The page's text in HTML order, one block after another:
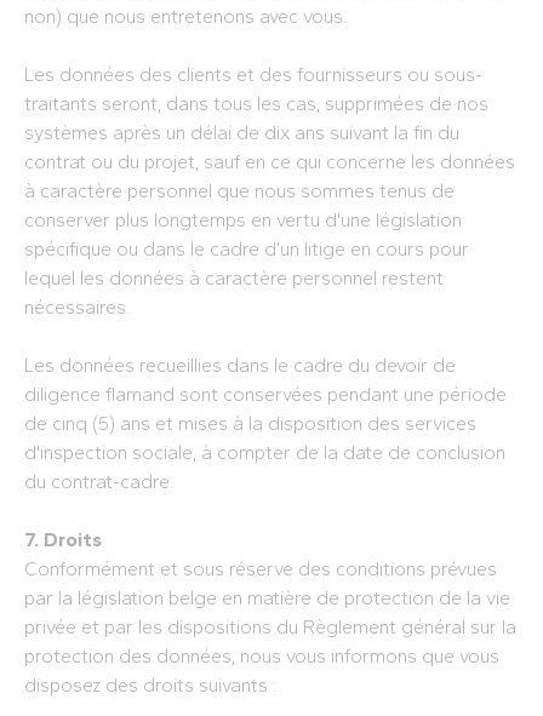
non) que nous entretenons avec vous.
Les données des clients et des fournisseurs ou sous-
traitants seront, dans tous les cas, supprimées de nos
systèmes après un délai de dix ans suivant la fin du
contrat ou du projet, sauf en ce qui concerne les données
à caractère personnel que nous sommes tenus de
conserver plus longtemps en vertu d'une législation
spécifique ou dans le cadre d’un litige en cours pour
lequel les données à caractère personnel restent
nécessaires.
Les données recueillies dans le cadre du devoir de
diligence flamand sont conservées pendant une période
de cinq (5) ans et mises à la disposition des services
d'inspection sociale, à compter de la date de conclusion
du contrat-cadre.
7. Droits
Conformément et sous réserve des conditions prévues
par la législation belge en matière de protection de la vie
privée et par les dispositions du Règlement général sur la
protection des données, nous vous informons que vous
disposez des droits suivants :